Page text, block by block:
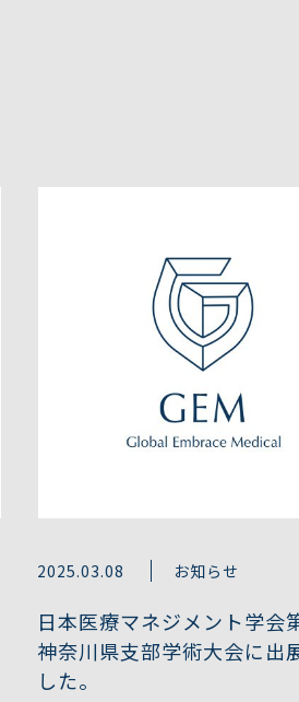
2025.03.08 お知らせ
日本医療マネジメント学会
神奈川県支部学術大会に出
した。